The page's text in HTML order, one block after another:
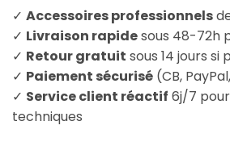
✓ Accessoires professionnels
✓ Livraison rapidesous 48-72h
✓ Retour gratuit sous 14 jours
✓ Paiement sécurisé (CB,
✓ Service client réactif 6j/7
techniques